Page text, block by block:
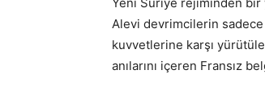
Alevi devrimcilerin
kuvvetlerine karşı
anılarını içeren Fransız